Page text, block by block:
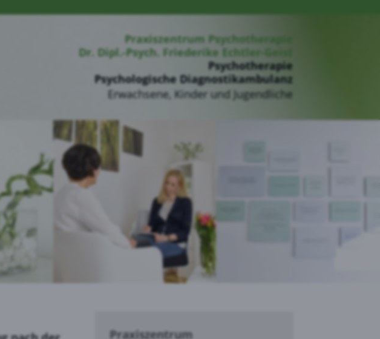
Praxiszentrum Psychotherapie
Dr. Dipl.-Psych. Friederike Echtler-Geist
Psychotherapie
Psychologische Diagnostikambulanz
Erwachsene, Kinder und Jugendliche
Praxiszentrum